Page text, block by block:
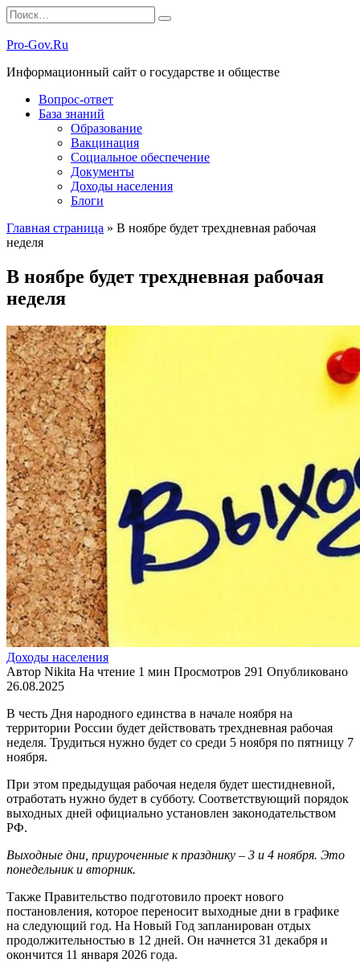
Перейти
к
содержанию
Search
for:
Pro-Gov.Ru
Информационный сайт о государстве и обществе
Вопрос-ответ
База знаний
Образование
Вакцинация
Социальное обеспечение
Документы
Доходы населения
Блоги
Главная страница » В ноябре будет трехдневная рабочая
неделя
В ноябре будет трехдневная рабочая
неделя
Доходы населения
Автор Nikita На чтение 1 мин Просмотров 291 Опубликовано
26.08.2025
В честь Дня народного единства в начале ноября на
территории России будет действовать трехдневная рабочая
неделя. Трудиться нужно будет со среди 5 ноября по пятницу 7
ноября.
При этом предыдущая рабочая неделя будет шестидневной,
отработать нужно будет в субботу. Соответствующий порядок
выходных дней официально установлен законодательством
РФ.
Выходные дни, приуроченные к празднику – 3 и 4 ноября. Это
понедельник и вторник.
Также Правительство подготовило проект нового
постановления, которое переносит выходные дни в графике
на следующий год. На Новый Год запланирован отдых
продолжительностью в 12 дней. Он начнется 31 декабря и
окончится 11 января 2026 года.